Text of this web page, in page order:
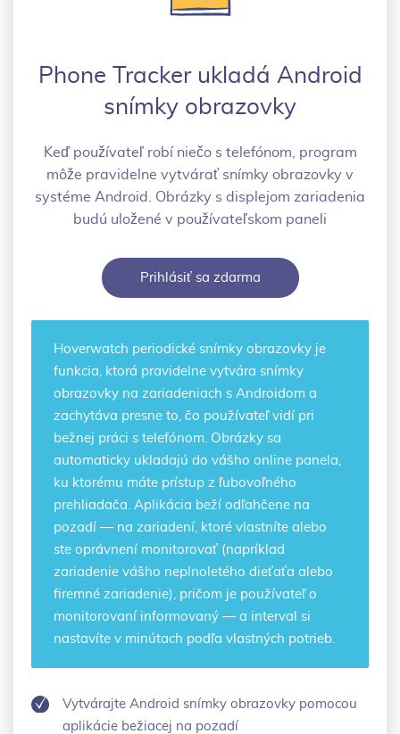
Phone Tracker ukladá Android
snímky obrazovky
Keď používateľ robí niečo s telefónom, program
môže pravidelne vytvárať snímky obrazovky v
systéme Android. Obrázky s displejom zariadenia
budú uložené v používateľskom paneli
Prihlásiť sa zdarma
Hoverwatch periodické snímky obrazovky je
funkcia, ktorá pravidelne vytvára snímky
obrazovky na zariadeniach s Androidom a
zachytáva presne to, čo používateľ vidí pri
bežnej práci s telefónom. Obrázky sa
automaticky ukladajú do vášho online panela,
ku ktorému máte prístup z ľubovoľného
prehliadača. Aplikácia beží odľahčene na
pozadí — na zariadení, ktoré vlastníte alebo
ste oprávnení monitorovať (napríklad
zariadenie vášho neplnoletého dieťaťa alebo
firemné zariadenie), pričom je používateľ o
monitorovaní informovaný — a interval si
nastavíte v minútach podľa vlastných potrieb.
Vytvárajte Android snímky obrazovky pomocou
aplikácie bežiacej na pozadí